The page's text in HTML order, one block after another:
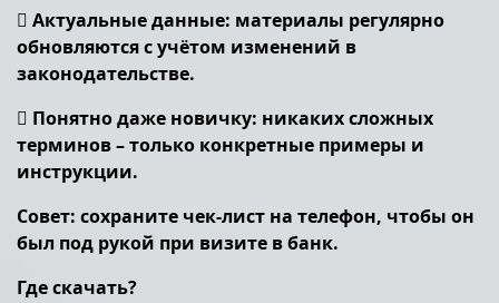
 Актуальные данные: материалы регулярно
обновляются с учётом изменений в
законодательстве.
 Понятно даже новичку: никаких сложных
терминов – только конкретные примеры и
инструкции.
Совет: сохраните чек-лист на телефон, чтобы он
был под рукой при визите в банк.
Где скачать?